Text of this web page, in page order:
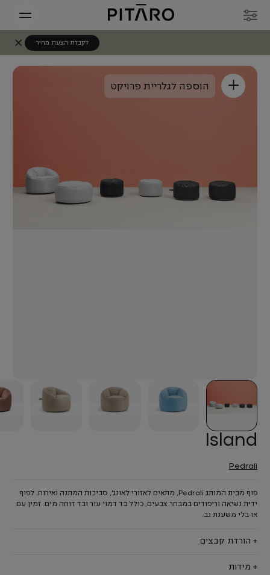
לקבלת הצעת מחיר
+ הוספה לגלריית פרויקט
Island
Pedrali
פוף מבית המותג Pedrali, מתאים לאזורי לאונג', סביבות המתנה ואירוח. לפוף
ידית נשיאה וריפודים במבחר צבעים, כולל בד דמוי עור ובד דוחה מים. זמין עם
או בלי משענת גב.
+ הורדת קבצים
+ מידות